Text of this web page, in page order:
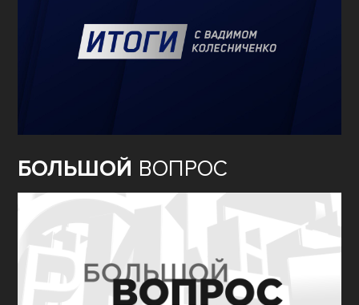
БОЛЬШОЙ ВОПРОС